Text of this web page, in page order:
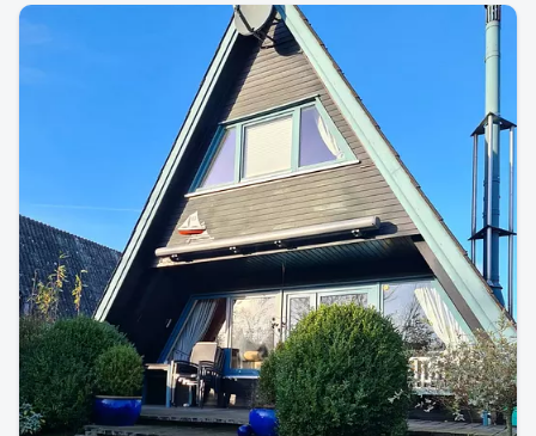
Ferienhaus Nordwind Damp | Ferienhaus in Damp